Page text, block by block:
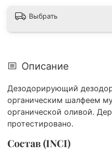
Выбрать
Описание
Дезодорирующий
органическим шалфеем
органической оливой.
протестировано.
Состав (INCI)